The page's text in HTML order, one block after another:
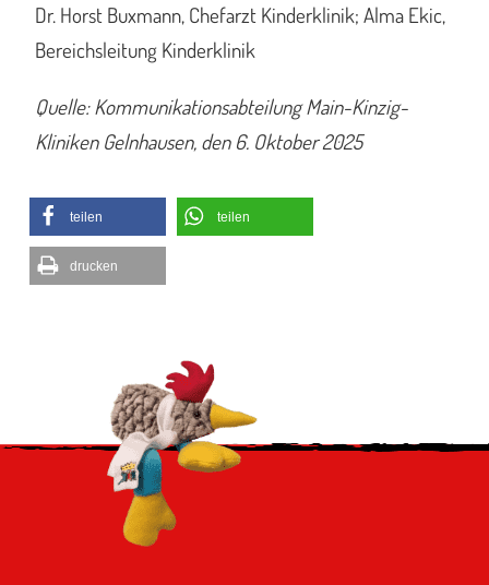
Dr. Horst Buxmann, Chefarzt Kinderklinik; Alma Ekic,
Bereichsleitung Kinderklinik
Quelle: Kommunikationsabteilung Main-Kinzig-
Kliniken Gelnhausen, den 6. Oktober 2025
teilen teilen
drucken